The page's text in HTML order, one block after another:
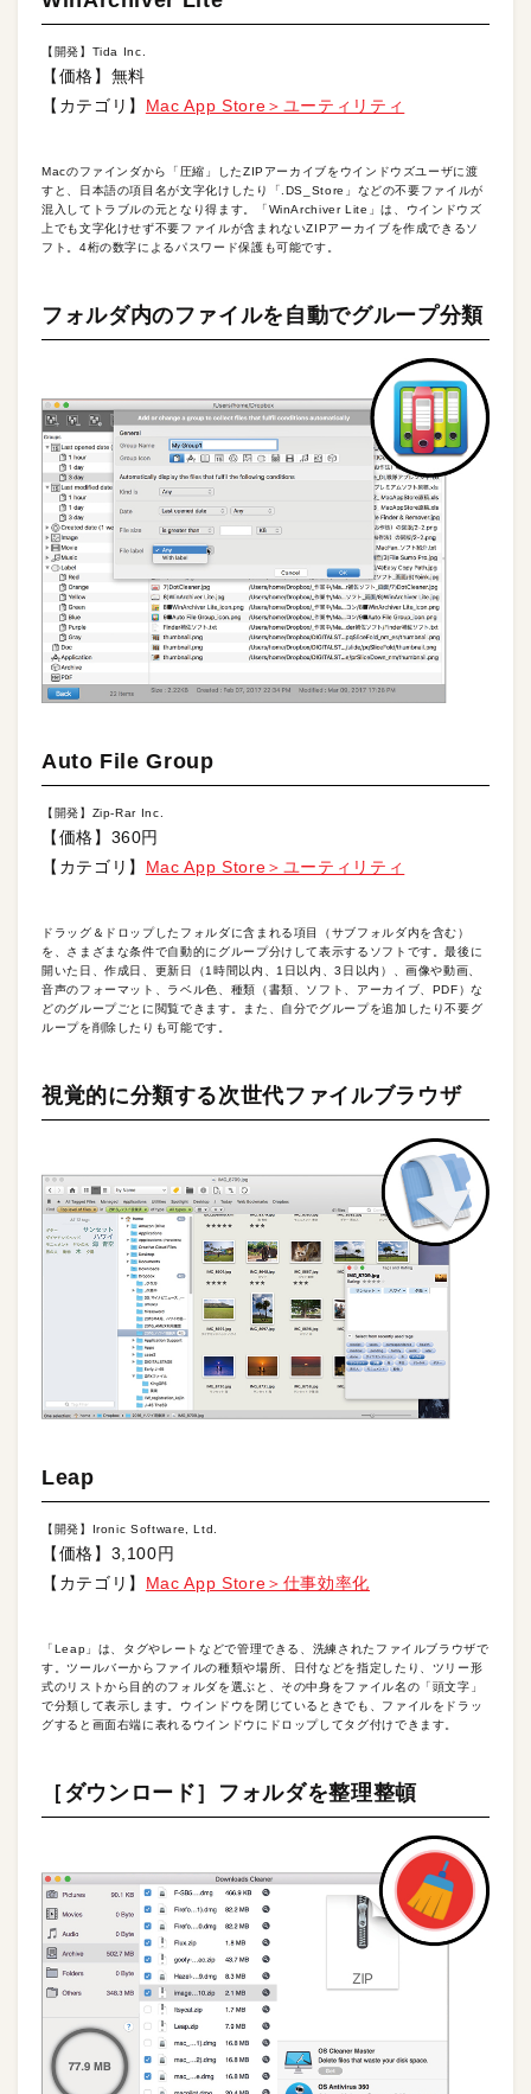
【開発】Tida Inc.
【価格】無料
【カテゴリ】 Mac App Store＞ユーティリティ
Macのファインダから「圧縮」したZIPアーカイブをウインドウズユーザに渡
すと、日本語の項目名が文字化けしたり「.DS_Store」などの不要ファイルが
混入してトラブルの元となり得ます。「WinArchiver Lite」は、ウインドウズ
上でも文字化けせず不要ファイルが含まれないZIPアーカイブを作成できるソ
フト。4桁の数字によるパスワード保護も可能です。
フォルダ内のファイルを自動でグループ分類
Auto File Group
【開発】Zip-Rar Inc.
【価格】360円
【カテゴリ】 Mac App Store＞ユーティリティ
ドラッグ＆ドロップしたフォルダに含まれる項目（サブフォルダ内を含む）
を、さまざまな条件で自動的にグループ分けして表示するソフトです。最後に
開いた日、作成日、更新日（1時間以内、1日以内、3日以内）、画像や動画、
音声のフォーマット、ラベル色、種類（書類、ソフト、アーカイブ、PDF）な
どのグループごとに閲覧できます。また、自分でグループを追加したり不要グ
ループを削除したりも可能です。
視覚的に分類する次世代ファイルブラウザ
Leap
【開発】Ironic Software, Ltd.
【価格】3,100円
【カテゴリ】 Mac App Store＞仕事効率化
「Leap」は、タグやレートなどで管理できる、洗練されたファイルブラウザで
す。ツールバーからファイルの種類や場所、日付などを指定したり、ツリー形
式のリストから目的のフォルダを選ぶと、その中身をファイル名の「頭文字」
で分類して表示します。ウインドウを閉じているときでも、ファイルをドラッ
グすると画面右端に表れるウインドウにドロップしてタグ付けできます。
［ダウンロード］フォルダを整理整頓